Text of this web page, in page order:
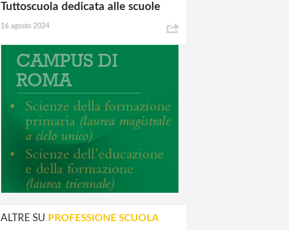
Tuttoscuola dedicata alle scuole
16 agosto 2024
ALTRE SU PROFESSIONE SCUOLA